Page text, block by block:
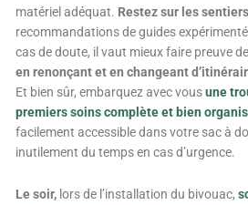
matériel adéquat. Restez sur les
recommandations de guides
cas de doute, il vaut mieux faire preuve
en renonçant et en changeant
Et bien sûr, embarquez avec vousune
premiers soins complète et bien
facilement accessible dans votre sac à
inutilement du temps en cas d’urgence.
Le soir, lors de l’installation du bivouac,